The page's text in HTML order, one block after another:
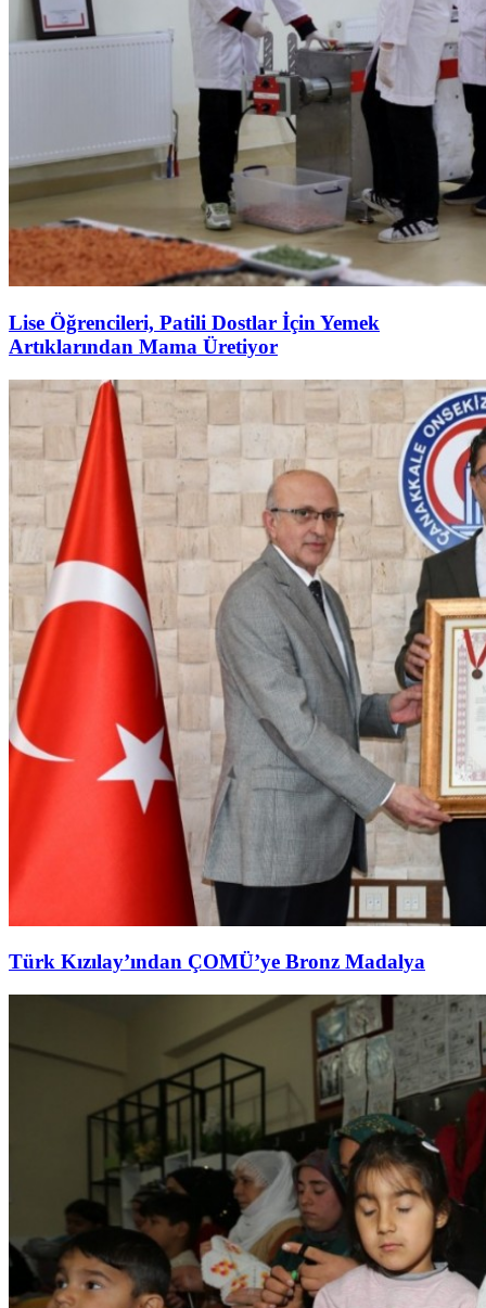
Lise Öğrencileri, Patili Dostlar İçin Yemek
Artıklarından Mama Üretiyor
Türk Kızılay’ından ÇOMÜ’ye Bronz Madalya